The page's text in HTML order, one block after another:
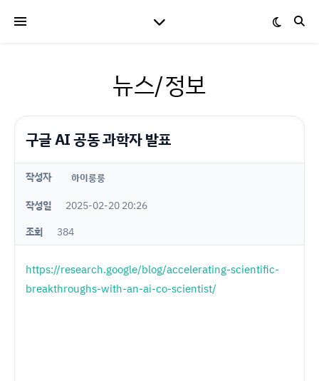
뉴스/정보
구글 AI 공동 과학자 발표
작성자 하이룽룽
작성일
2025-02-20 20:26
조회
384
https://research.google/blog/accelerating-scientific-
breakthroughs-with-an-ai-co-scientist/